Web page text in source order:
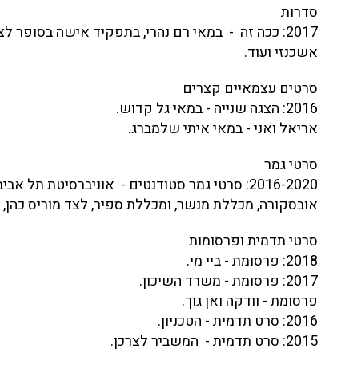
סדרות
2017: ככה זה - במאי רם נהרי, בתפקיד אישה בסופר
אשכנזי ועוד.
סרטים עצמאיים קצרים
2016: הצגה שנייה - במאי גל קדוש.
אריאל ואני - במאי איתי שלמברג.
סרטי גמר
2016-2020: סרטי גמר סטודנטים - אוניברסיטת
אובסקורה, מכללת מנשר, ומכללת ספיר, לצד מוריס
סרטי תדמית ופרסומות
2018: פרסומת - ביי מי.
2017: פרסומת - משרד השיכון.
פרסומת - וודקה ואן גוך.
2016: סרט תדמית - הטכניון.
2015: סרט תדמית - המשביר לצרכן.